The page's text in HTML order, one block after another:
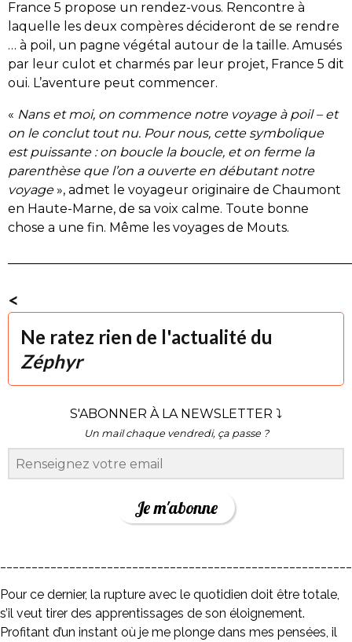
France 5 propose un rendez-vous. Rencontre à
laquelle les deux compères décideront de se rendre
… à poil, un pagne végétal autour de la taille. Amusés
par leur culot et charmés par leur projet, France 5 dit
oui. L’aventure peut commencer.
« Nans et moi, on commence notre voyage à poil – et
on le conclut tout nu. Pour nous, cette symbolique
est puissante : on boucle la boucle, et on ferme la
parenthèse que l’on a ouverte en débutant notre
voyage», admet le voyageur originaire de Chaumont
en Haute-Marne, de sa voix calme. Toute bonne
chose a une fin. Même les voyages de Mouts.
<
Ne ratez rien de l'actualité du
Zéphyr
S'ABONNER À LA NEWSLETTER ⤵
Un mail chaque vendredi, ça passe ?
Je m'abonne
Pour ce dernier, la rupture avec le quotidien doit être totale,
s’il veut tirer des apprentissages de son éloignement.
Profitant d’un instant où je me plonge dans mes pensées, il